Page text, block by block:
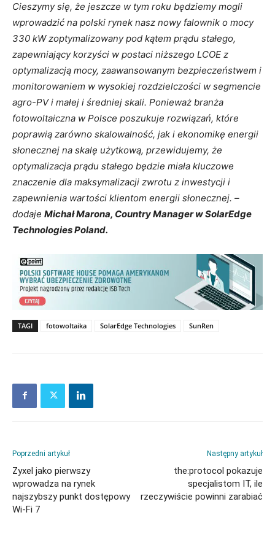
Cieszymy się, że jeszcze w tym roku będziemy mogli
wprowadzić na polski rynek nasz nowy falownik o mocy
330 kW zoptymalizowany pod kątem prądu stałego,
zapewniający korzyści w postaci niższego LCOE z
optymalizacją mocy, zaawansowanym bezpieczeństwem i
monitorowaniem w wysokiej rozdzielczości w segmencie
agro-PV i małej i średniej skali. Ponieważ branża
fotowoltaiczna w Polsce poszukuje rozwiązań, które
poprawią zarówno skalowalność, jak i ekonomikę energii
słonecznej na skalę użytkową, przewidujemy, że
optymalizacja prądu stałego będzie miała kluczowe
znaczenie dla maksymalizacji zwrotu z inwestycji i
zapewnienia wartości klientom energii słonecznej. –
dodaje Michał Marona, Country Manager w SolarEdge
Technologies Poland.
TAGI fotowoltaika SolarEdge Technologies SunRen
Poprzedni artykuł
Zyxel jako pierwszy
wprowadza na rynek
najszybszy punkt dostępowy
Wi-Fi 7
Następny artykuł
the:protocol pokazuje
specjalistom IT, ile
rzeczywiście powinni zarabiać